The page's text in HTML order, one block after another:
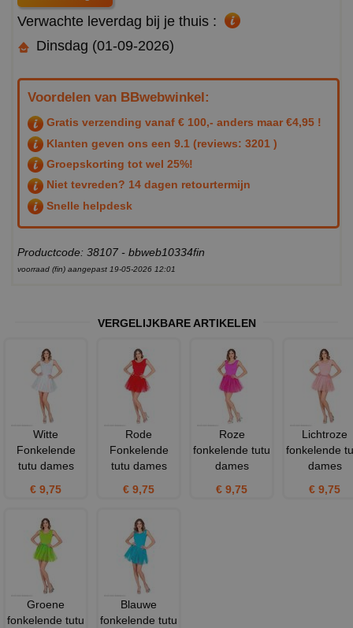
Verwachte leverdag bij je thuis :
Dinsdag (01-09-2026)
Voordelen van BBwebwinkel:
Gratis verzending vanaf € 100,- anders maar €4,95 !
Klanten geven ons een 9.1 (reviews: 3201 )
Groepskorting tot wel 25%!
Niet tevreden? 14 dagen retourtermijn
Snelle helpdesk
Productcode: 38107 - bbweb10334fin
voorraad (fin) aangepast 19-05-2026 12:01
VERGELIJKBARE ARTIKELEN
Witte
Fonkelende
tutu dames
€ 9,75
Rode
Fonkelende
tutu dames
€ 9,75
Roze
fonkelende tutu
dames
€ 9,75
Lichtroze
fonkelende
dames
€ 9,75
Groene
fonkelende tutu
Blauwe
fonkelende tutu